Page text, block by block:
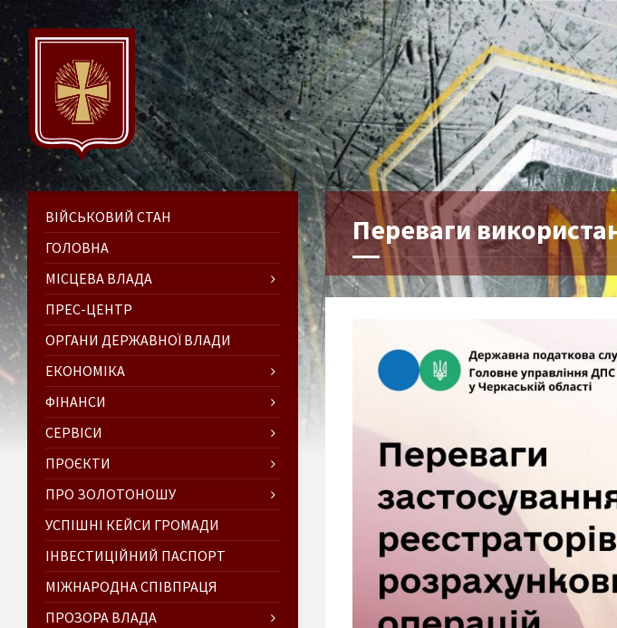
Переваги
ВІЙСЬКОВИЙ СТАН
ГОЛОВНА
МІСЦЕВА ВЛАДА
ПРЕС-ЦЕНТР
ОРГАНИ ДЕРЖАВНОЇ ВЛАДИ
ЕКОНОМІКА
ФІНАНСИ
СЕРВІСИ
ПРОЄКТИ
ПРО ЗОЛОТОНОШУ
УСПІШНІ КЕЙСИ ГРОМАДИ
ІНВЕСТИЦІЙНИЙ ПАСПОРТ
МІЖНАРОДНА СПІВПРАЦЯ
ПРОЗОРА ВЛАДА